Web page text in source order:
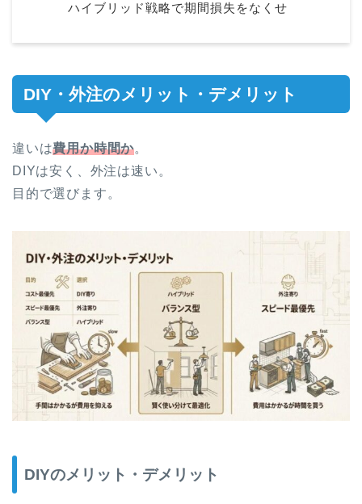
ハイブリッド戦略で期間損失をなくせ
DIY・外注のメリット・デメリット
違いは費用か時間か。
DIYは安く、外注は速い。
目的で選びます。
DIYのメリット・デメリット